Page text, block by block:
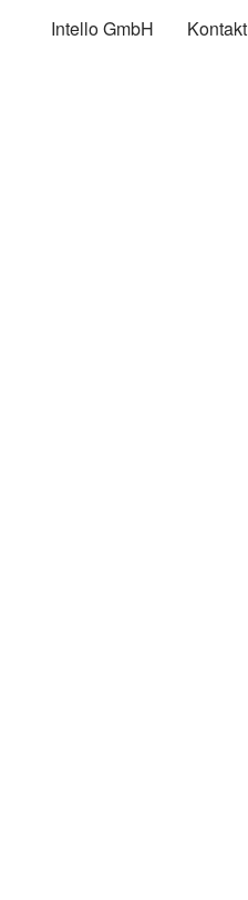
Intello GmbH Kontakt